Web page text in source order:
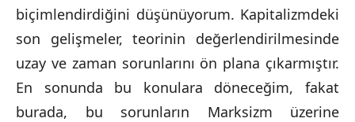
biçimlendirdiğini düşünüyorum. Kapitalizmdeki
son gelişmeler, teorinin değerlendirilmesinde
uzay ve zaman sorunlarını ön plana çıkarmıştır.
En sonunda bu konulara döneceğim, fakat
burada, bu sorunların Marksizm üzerine